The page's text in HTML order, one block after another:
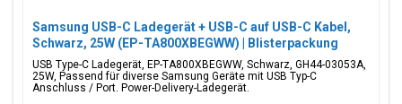
Samsung USB-C Ladegerät + USB-C auf USB-C Kabel,
Schwarz, 25W (EP-TA800XBEGWW) | Blisterpackung
USB Type-C Ladegerät, EP-TA800XBEGWW, Schwarz, GH44-03053A,
25W, Passend für diverse Samsung Geräte mit USB Typ-C
Anschluss / Port. Power-Delivery-Ladegerät.